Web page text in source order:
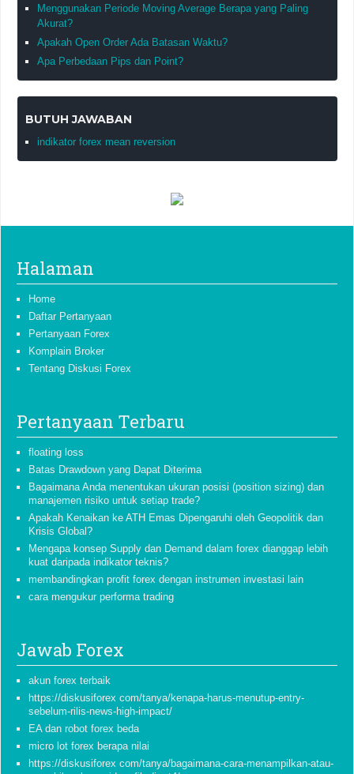
Menggunakan Periode Moving Average Berapa yang Paling
Akurat?
Apakah Open Order Ada Batasan Waktu?
Apa Perbedaan Pips dan Point?
BUTUH JAWABAN
indikator forex mean reversion
Halaman
Home
Daftar Pertanyaan
Pertanyaan Forex
Komplain Broker
Tentang Diskusi Forex
Pertanyaan Terbaru
floating loss
Batas Drawdown yang Dapat Diterima
Bagaimana Anda menentukan ukuran posisi (position sizing) dan
manajemen risiko untuk setiap trade?
Apakah Kenaikan ke ATH Emas Dipengaruhi oleh Geopolitik dan
Krisis Global?
Mengapa konsep Supply dan Demand dalam forex dianggap lebih
kuat daripada indikator teknis?
membandingkan profit forex dengan instrumen investasi lain
cara mengukur performa trading
Jawab Forex
akun forex terbaik
https://diskusiforex com/tanya/kenapa-harus-menutup-entry-
sebelum-rilis-news-high-impact/
EA dan robot forex beda
micro lot forex berapa nilai
https://diskusiforex com/tanya/bagaimana-cara-menampilkan-atau-